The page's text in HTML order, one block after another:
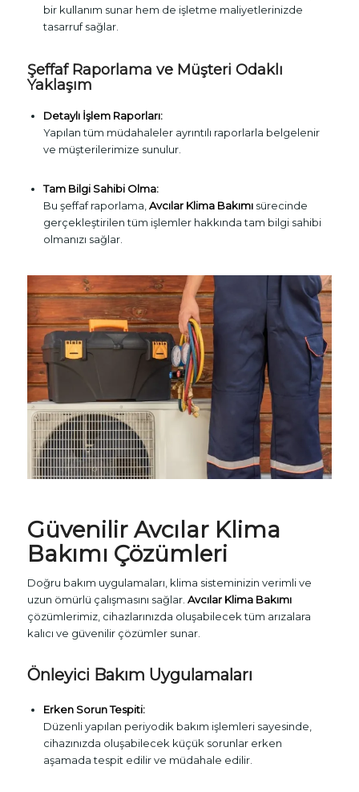
bir kullanım sunar hem de işletme maliyetlerinizde
tasarruf sağlar.
Şeffaf Raporlama ve Müşteri Odaklı
Yaklaşım
Detaylı İşlem Raporları:
Yapılan tüm müdahaleler ayrıntılı raporlarla belgelenir
ve müşterilerimize sunulur.
Tam Bilgi Sahibi Olma:
Bu şeffaf raporlama, Avcılar Klima Bakımısürecinde
gerçekleştirilen tüm işlemler hakkında tam bilgi sahibi
olmanızı sağlar.
Güvenilir Avcılar Klima
Bakımı Çözümleri
Doğru bakım uygulamaları, klima sisteminizin verimli ve
uzun ömürlü çalışmasını sağlar. Avcılar Klima Bakımı
çözümlerimiz, cihazlarınızda oluşabilecek tüm arızalara
kalıcı ve güvenilir çözümler sunar.
Önleyici Bakım Uygulamaları
Erken Sorun Tespiti:
Düzenli yapılan periyodik bakım işlemleri sayesinde,
cihazınızda oluşabilecek küçük sorunlar erken
aşamada tespit edilir ve müdahale edilir.